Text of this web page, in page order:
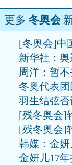
更多 冬奥会
[冬奥会]中
新华社：
周洋：暂
冬奥代表
羽生结弦
[残冬奥会]
[残冬奥会]
韩媒：金
金妍儿17